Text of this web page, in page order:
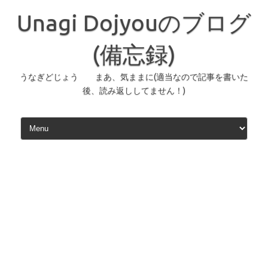
ン
プ
Unagi Dojyouのブログ
(備忘録)
うなぎどじょう まあ、気ままに(適当なので記事を書いた
後、読み返ししてません！)